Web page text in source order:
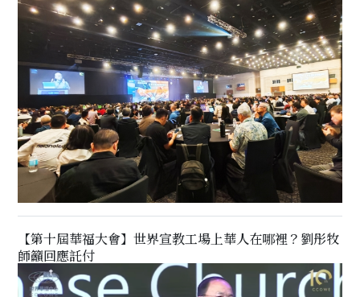
【第十屆華福大會】世界宣教工場上華人在哪裡？劉彤牧
師籲回應託付